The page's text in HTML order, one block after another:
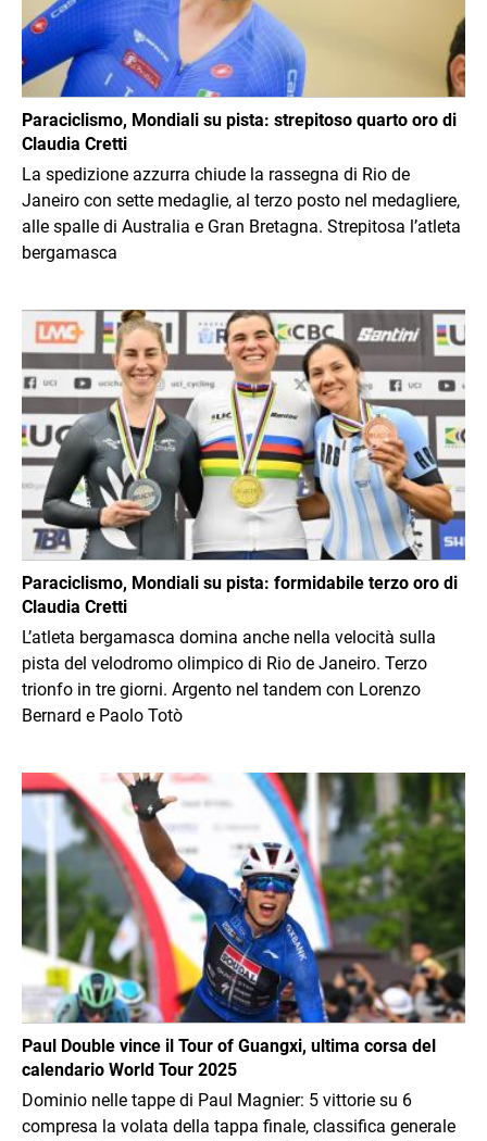
Paraciclismo, Mondiali su pista: strepitoso quarto oro di
Claudia Cretti
La spedizione azzurra chiude la rassegna di Rio de
Janeiro con sette medaglie, al terzo posto nel medagliere,
alle spalle di Australia e Gran Bretagna. Strepitosa l’atleta
bergamasca
Immagine
Paraciclismo, Mondiali su pista: formidabile terzo oro di
Claudia Cretti
L’atleta bergamasca domina anche nella velocità sulla
pista del velodromo olimpico di Rio de Janeiro. Terzo
trionfo in tre giorni. Argento nel tandem con Lorenzo
Bernard e Paolo Totò
Immagine
Paul Double vince il Tour of Guangxi, ultima corsa del
calendario World Tour 2025
Dominio nelle tappe di Paul Magnier: 5 vittorie su 6
compresa la volata della tappa finale, classifica generale